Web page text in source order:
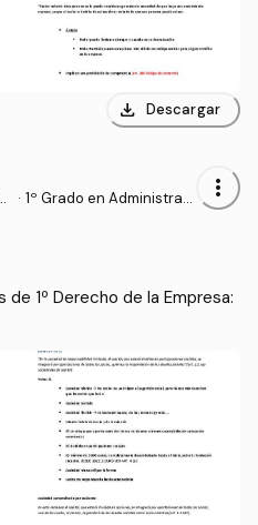
download Descargar
· 1º Grado en Administraci
more_vert
1º Derecho de la Empresa: